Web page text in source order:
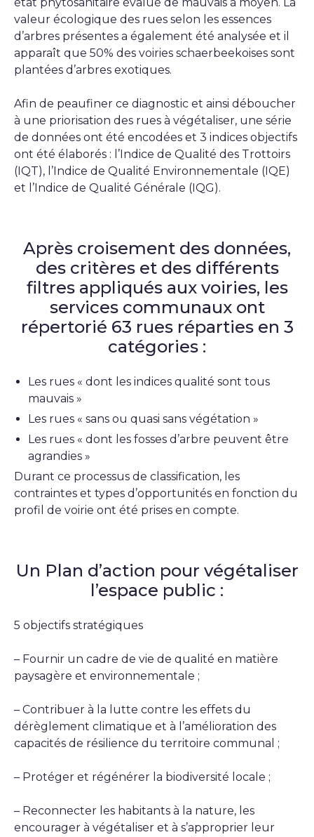
valeur écologique des rues selon les essences
d’arbres présentes a également été analysée et il
apparaît que 50% des voiries schaerbeekoises sont
plantées d’arbres exotiques.
Afin de peaufiner ce diagnostic et ainsi déboucher
à une priorisation des rues à végétaliser, une série
de données ont été encodées et 3 indices objectifs
ont été élaborés : l’Indice de Qualité des Trottoirs
(IQT), l’Indice de Qualité Environnementale (IQE)
et l’Indice de Qualité Générale (IQG).
Après croisement des données,
des critères et des différents
filtres appliqués aux voiries, les
services communaux ont
répertorié 63 rues réparties en 3
catégories :
Les rues « dont les indices qualité sont tous
mauvais »
Les rues « sans ou quasi sans végétation »
Les rues « dont les fosses d’arbre peuvent être
agrandies »
Durant ce processus de classification, les
contraintes et types d’opportunités en fonction du
profil de voirie ont été prises en compte.
Un Plan d’action pour végétaliser
l’espace public :
5 objectifs stratégiques
– Fournir un cadre de vie de qualité en matière
paysagère et environnementale ;
– Contribuer à la lutte contre les effets du
dérèglement climatique et à l’amélioration des
capacités de résilience du territoire communal ;
– Protéger et régénérer la biodiversité locale ;
– Reconnecter les habitants à la nature, les
encourager à végétaliser et à s’approprier leur